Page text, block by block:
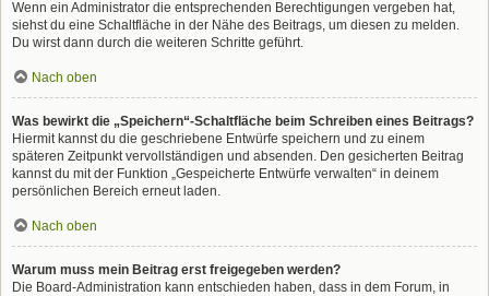
Wenn ein Administrator die entsprechenden Berechtigungen vergeben hat,
siehst du eine Schaltfläche in der Nähe des Beitrags, um diesen zu melden.
Du wirst dann durch die weiteren Schritte geführt.
Nach oben
Was bewirkt die „Speichern“-Schaltfläche beim Schreiben eines Beitrags?
Hiermit kannst du die geschriebene Entwürfe speichern und zu einem
späteren Zeitpunkt vervollständigen und absenden. Den gesicherten Beitrag
kannst du mit der Funktion „Gespeicherte Entwürfe verwalten“ in deinem
persönlichen Bereich erneut laden.
Nach oben
Warum muss mein Beitrag erst freigegeben werden?
Die Board-Administration kann entschieden haben, dass in dem Forum, in